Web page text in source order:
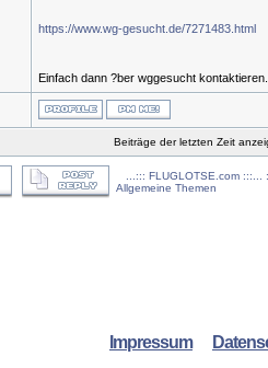
https://www.wg-gesucht.de/7271483.html
Einfach dann ?ber wggesucht kontaktieren.
Beiträge der letzten Zeit
...::: FLUGLOTSE.com
Allgemeine Themen
Impressum